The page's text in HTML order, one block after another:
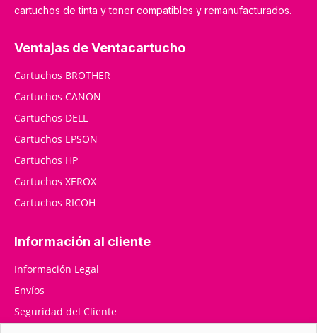
cartuchos de tinta y toner compatibles y remanufacturados.
Ventajas de Ventacartucho
Cartuchos BROTHER
Cartuchos CANON
Cartuchos DELL
Cartuchos EPSON
Cartuchos HP
Cartuchos XEROX
Cartuchos RICOH
Información al cliente
Información Legal
Envíos
Seguridad del Cliente